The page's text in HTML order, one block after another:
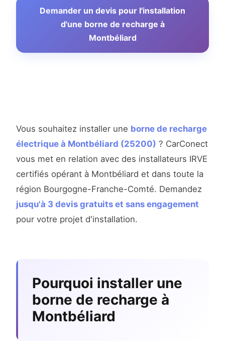
Demander un devis pour l'installation
d'une borne de recharge à
Montbéliard
Vous souhaitez installer une borne de recharge
électrique à Montbéliard (25200) ? CarConect
vous met en relation avec des installateurs IRVE
certifiés opérant à Montbéliard et dans toute la
région Bourgogne-Franche-Comté. Demandez
jusqu'à 3 devis gratuits et sans engagement
pour votre projet d'installation.
Pourquoi installer une
borne de recharge à
Montbéliard